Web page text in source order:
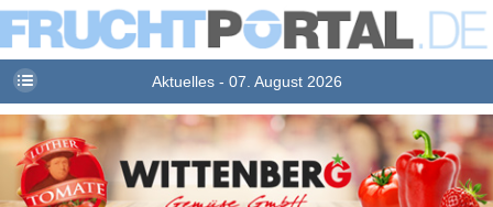
Aktuelles - 07. August 2026